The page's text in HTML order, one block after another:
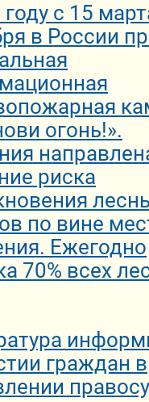
с 15
в России
огонь!».
риска
по вине
Ежегодно
70% всех
граждан в